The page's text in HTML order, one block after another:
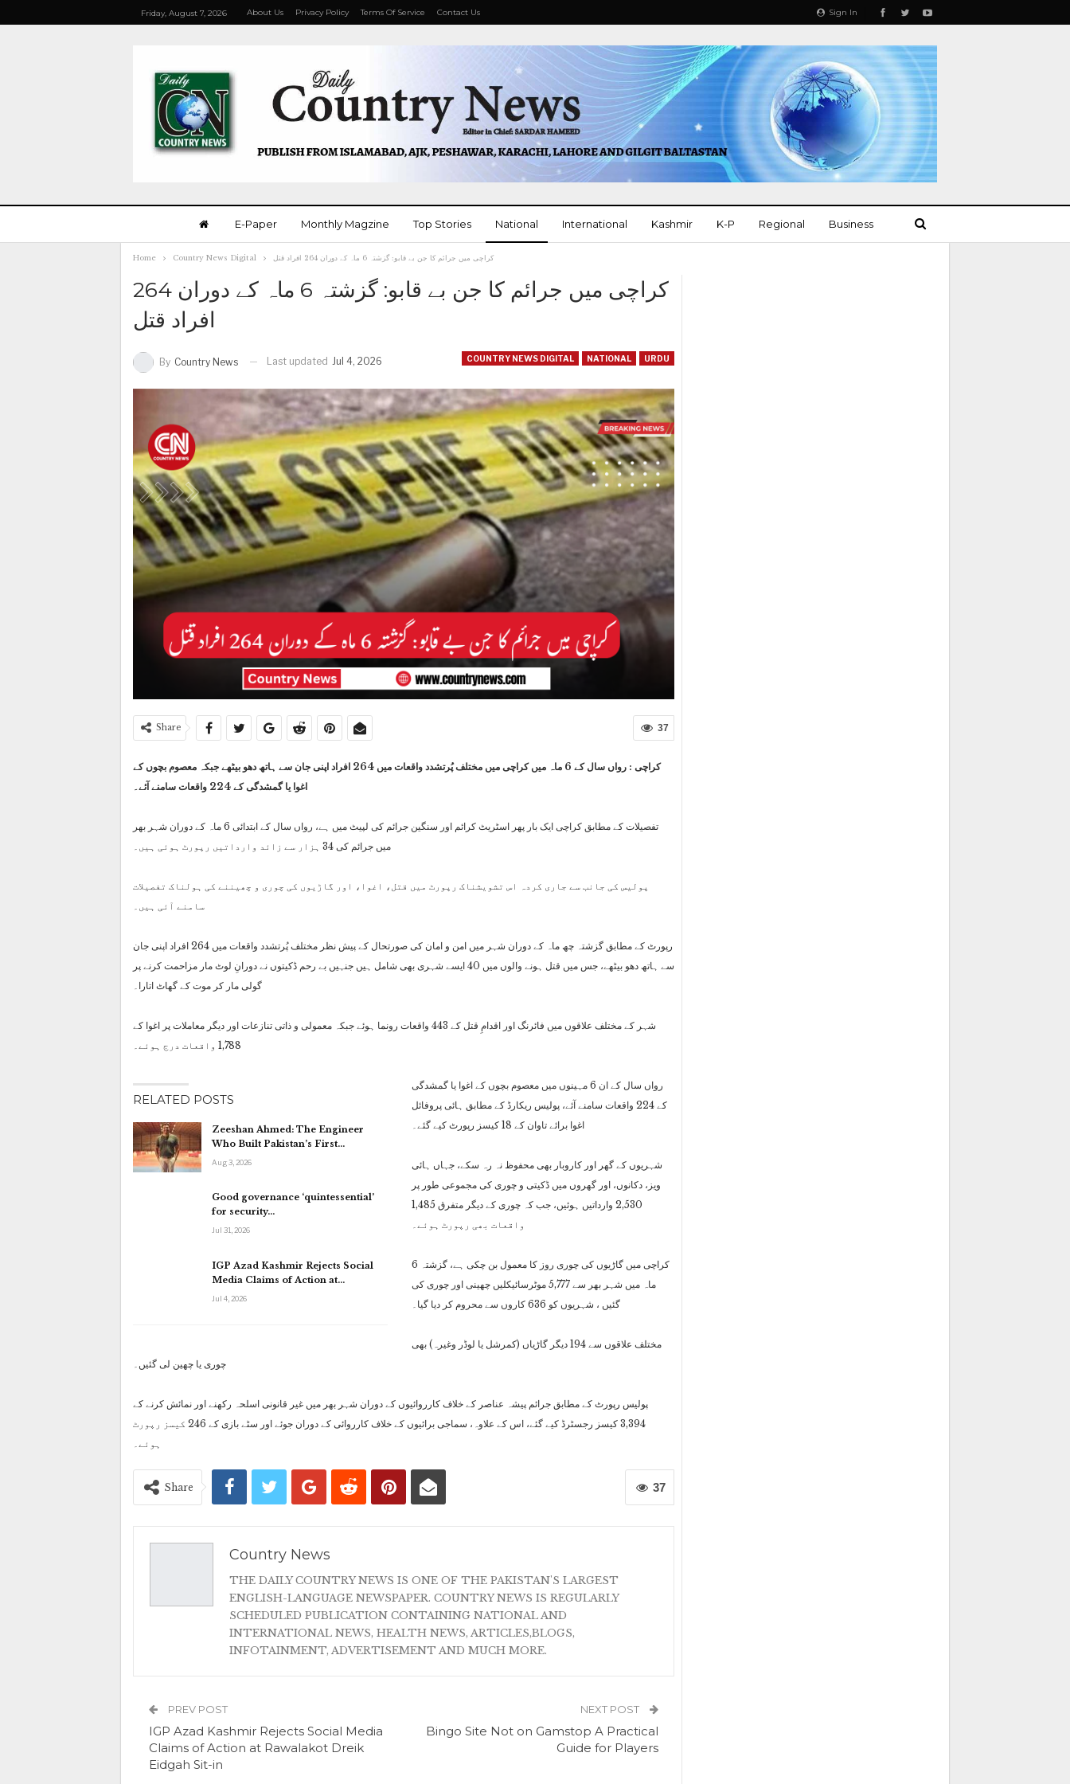
Sign In
Friday, August 7, 2026 About Us Privacy Policy Terms Of Service Contact Us
E-Paper Monthly Magzine Top Stories National International Kashmir K-P Regional Business
Home Country News Digital کراچی میں جرائم کا جن بے قابو: گزشتہ 6 ماہ کے دوران 264 افراد قتل
کراچی میں جرائم کا جن بے قابو: گزشتہ 6 ماہ کے دوران 264
افراد قتل
COUNTRY NEWS DIGITAL NATIONAL URDU
By Country News Last updated Jul 4, 2026
37
Share
کراچی : رواں سال کے 6 ماہ میں کراچی میں مختلف پُرتشدد واقعات میں 264 افراد اپنی جان سے ہاتھ دھو بیٹھے جبکہ معصوم بچوں کے
اغوا یا گمشدگی کے 224 واقعات سامنے آئے۔
تفصیلات کے مطابق کراچی ایک بار پھر اسٹریٹ کرائم اور سنگین جرائم کی لپیٹ میں ہے، رواں سال کے ابتدائی 6 ماہ کے دوران شہر بھر
میں جرائم کی 34 ہزار سے زائد وارداتیں رپورٹ ہوئی ہیں۔
پولیس کی جانب سے جاری کردہ اس تشویشناک رپورٹ میں قتل، اغوا، اور گاڑیوں کی چوری و چھیننے کی ہولناک تفصیلات
سامنے آئی ہیں۔
رپورٹ کے مطابق گزشتہ چھ ماہ کے دوران شہر میں امن و امان کی صورتحال کے پیش نظر مختلف پُرتشدد واقعات میں 264 افراد اپنی جان
سے ہاتھ دھو بیٹھے، جس میں قتل ہونے والوں میں 40 ایسے شہری بھی شامل ہیں جنہیں بے رحم ڈکیتوں نے دورانِ لوٹ مار مزاحمت کرنے پر
گولی مار کر موت کے گھاٹ اتارا۔
شہر کے مختلف علاقوں میں فائرنگ اور اقدامِ قتل کے 443 واقعات رونما ہوئے جبکہ معمولی و ذاتی تنازعات اور دیگر معاملات پر اغوا کے
1,788 واقعات درج ہوئے۔
RELATED POSTS
Zeeshan Ahmed: The Engineer
Who Built Pakistan’s First…
Aug 3, 2026
Good governance ‘quintessential’
for security…
Jul 31, 2026
IGP Azad Kashmir Rejects Social
Media Claims of Action at…
Jul 4, 2026
رواں سال کے ان 6 مہینوں میں معصوم بچوں کے اغوا یا گمشدگی
کے 224 واقعات سامنے آئے، پولیس ریکارڈ کے مطابق ہائی پروفائل
اغوا برائے تاوان کے 18 کیسز رپورٹ کیے گئے۔
شہریوں کے گھر اور کاروبار بھی محفوظ نہ رہ سکے، جہاں ہائی
ویز، دکانوں، اور گھروں میں ڈکیتی و چوری کی مجموعی طور پر
2,530 وارداتیں ہوئیں، جب کہ چوری کے دیگر متفرق 1,485
واقعات بھی رپورٹ ہوئے۔
کراچی میں گاڑیوں کی چوری روز کا معمول بن چکی ہے، گزشتہ 6
ماہ میں شہر بھر سے 5,777 موٹرسائیکلیں چھینی اور چوری کی
گئیں ، شہریوں کو 636 کاروں سے محروم کر دیا گیا۔
مختلف علاقوں سے 194 دیگر گاڑیاں (کمرشل یا لوڈر وغیرہ) بھی
چوری یا چھین لی گئیں۔
پولیس رپورٹ کے مطابق جرائم پیشہ عناصر کے خلاف کارروائیوں کے دوران شہر بھر میں غیر قانونی اسلحہ رکھنے اور نمائش کرنے کے
3,394 کیسز رجسٹرڈ کیے گئے، اس کے علاوہ، سماجی برائیوں کے خلاف کارروائی کے دوران جوئے اور سٹے بازی کے 246 کیسز رپورٹ
ہوئے۔
37
Share
Country News
THE DAILY COUNTRY NEWS IS ONE OF THE PAKISTAN'S LARGEST
ENGLISH-LANGUAGE NEWSPAPER. COUNTRY NEWS IS REGULARLY
SCHEDULED PUBLICATION CONTAINING NATIONAL AND
INTERNATIONAL NEWS, HEALTH NEWS, ARTICLES,BLOGS,
INFOTAINMENT, ADVERTISEMENT AND MUCH MORE.
PREV POST
IGP Azad Kashmir Rejects Social Media
Claims of Action at Rawalakot Dreik
Eidgah Sit-in
NEXT POST
Bingo Site Not on Gamstop A Practical
Guide for Players